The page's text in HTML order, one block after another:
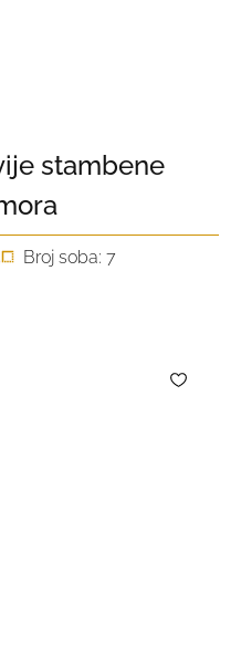
stambene
Broj soba: 7